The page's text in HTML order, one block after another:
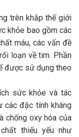
trên khắp thế giới
khỏe bao gồm các
máu, các vấn đề
loạn về tim. Phần
được sử dụng theo
sức khỏe và tác
các đặc tính kháng
chống oxy hóa của
thiếu yếu như